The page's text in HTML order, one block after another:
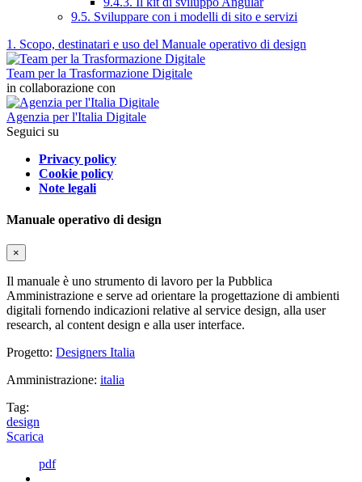
9.5. Sviluppare con i modelli di sito e servizi
1. Scopo, destinatari e uso del Manuale operativo di design
Team per la Trasformazione Digitale
in collaborazione con
Agenzia per l'Italia Digitale
Seguici su
Privacy policy
Cookie policy
Note legali
Manuale operativo di design
×
Il manuale è uno strumento di lavoro per la Pubblica
Amministrazione e serve ad orientare la progettazione di ambienti
digitali fornendo indicazioni relative al service design, alla user
research, al content design e alla user interface.
Progetto: Designers Italia
Amministrazione: italia
Tag:
design
Scarica
pdf